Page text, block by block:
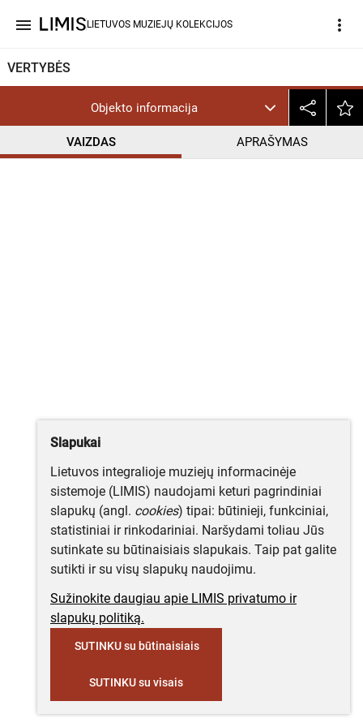
menu LIETUVOS MUZIEJŲ KOLEKCIJOS more_vert
VERTYBĖS
Objekto informacija
VAIZDAS APRAŠYMAS
Slapukai
Lietuvos integralioje muziejų informacinėje
sistemoje (LIMIS) naudojami keturi pagrindiniai
slapukų (angl. cookies) tipai: būtinieji, funkciniai,
statistiniai ir rinkodariniai. Naršydami toliau Jūs
sutinkate su būtinaisiais slapukais. Taip pat galite
sutikti ir su visų slapukų naudojimu.
Sužinokite daugiau apie LIMIS privatumo ir
slapukų politiką.
SUTINKU su būtinaisiais
SUTINKU su visais